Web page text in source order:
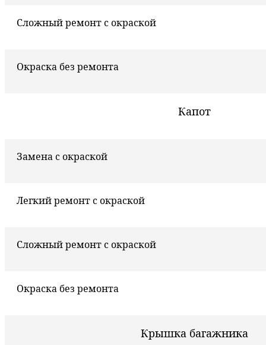
Сложный ремонт с окраской
Окраска без ремонта
Капот
Замена с окраской
Легкий ремонт с окраской
Сложный ремонт с окраской
Окраска без ремонта
Крышка багажника